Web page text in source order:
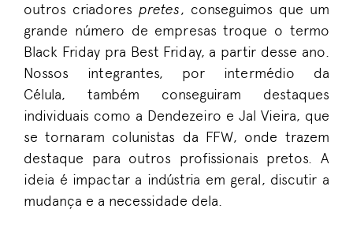
outros criadores pretes, conseguimos que um
grande número de empresas troque o termo
Black Friday pra Best Friday, a partir desse ano.
Nossos integrantes, por intermédio da
Célula, também conseguiram destaques
individuais como a Dendezeiro e Jal Vieira, que
se tornaram colunistas da FFW, onde trazem
destaque para outros profissionais pretos. A
ideia é impactar a indústria em geral, discutir a
mudança e a necessidade dela.